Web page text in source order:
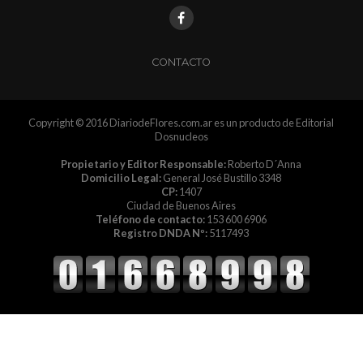
CONTACTO
Copyright © 2016 DiariodeFlores.com.ar es un producto de Editorial
Dosnucleos
Propietario y Editor Responsable:Roberto D´Anna
Domicilio Legal:General José Bustillo 3348
CP:1407
Ciudad de Buenos Aires
Teléfono de contacto:153 600 6906
Registro DNDA Nº:5117493